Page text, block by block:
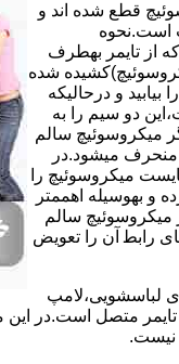
ﻗﻄﻊ شده اند و
اﺳﺖ.نحوه
از ﺗﺎﯾﻤﺮ بهطرف
شده
ﺑﯿﺎﺑﯿﺪ و درحالیکه
دو ﺳﯿﻢ را ﺑﻪ
ﻣﯿﮑﺮوﺳﻮﺋﯿﭻ ﺳﺎﻟﻢ
ﻣﻨﺤﺮف میشود.در
ﻣﯿﮑﺮوﺳﻮﺋﯿﭻ را
و بهوسیله اهممتر
ﻣﯿﮑﺮوﺳﻮﺋﯿﭻ ﺳﺎﻟﻢ
راﺑﻄ آن را ﺗﻌﻮﯾﺾ
لباسشویی،ﻻﻣﭗ
ﺗﺎﯾﻤﺮ ﻣﺘﺼﻞ اﺳﺖ.در اﯾﻦ
نیست.